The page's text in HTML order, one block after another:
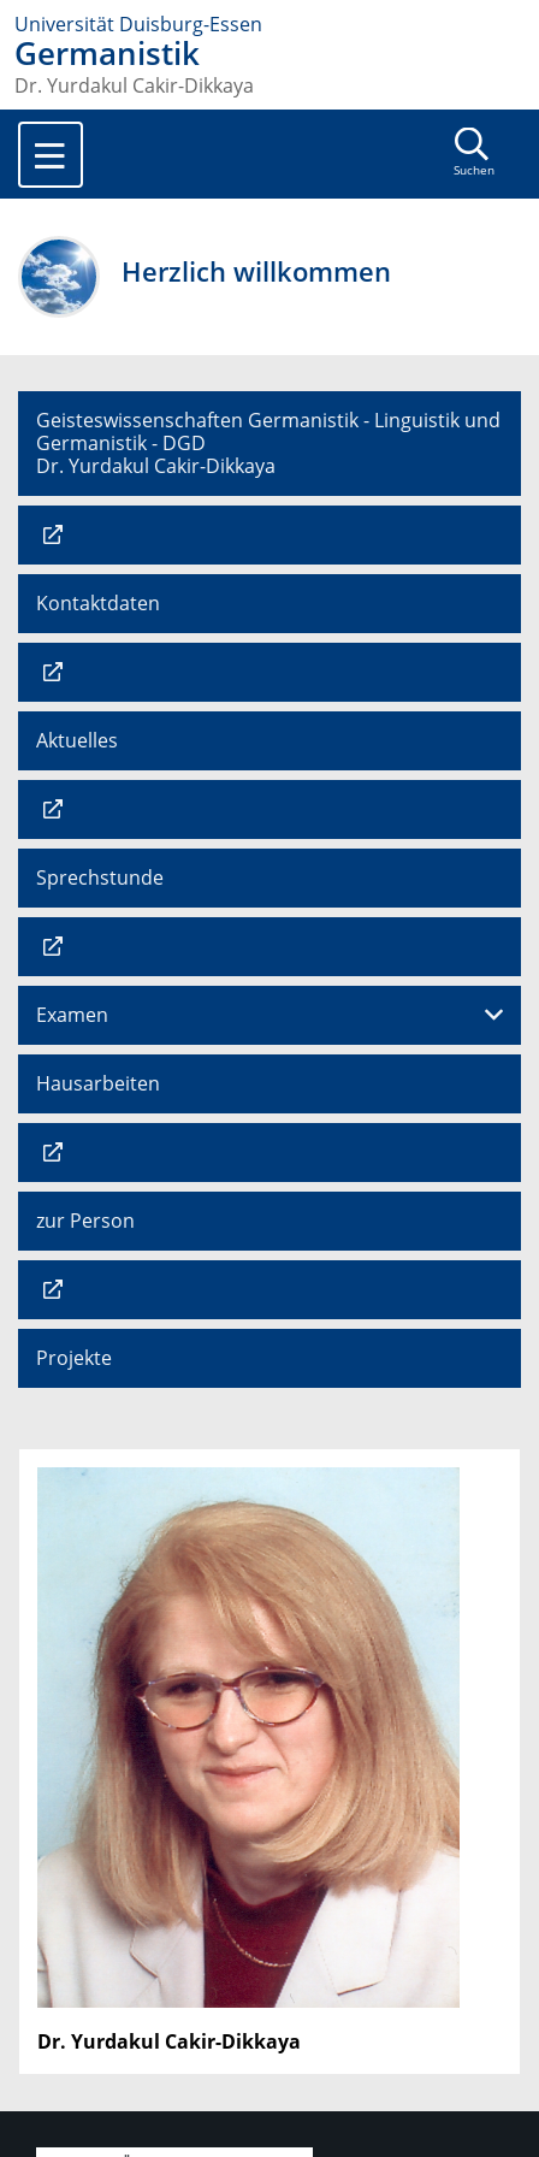
Universität Duisburg-Essen
Germanistik
Dr. Yurdakul Cakir-Dikkaya
Suchen
Herzlich willkommen
Geisteswissenschaften Germanistik - Linguistik und
Germanistik - DGD
Dr. Yurdakul Cakir-Dikkaya
Kontaktdaten
Aktuelles
Sprechstunde
Examen
Hausarbeiten
zur Person
Projekte
Dr. Yurdakul Cakir-Dikkaya